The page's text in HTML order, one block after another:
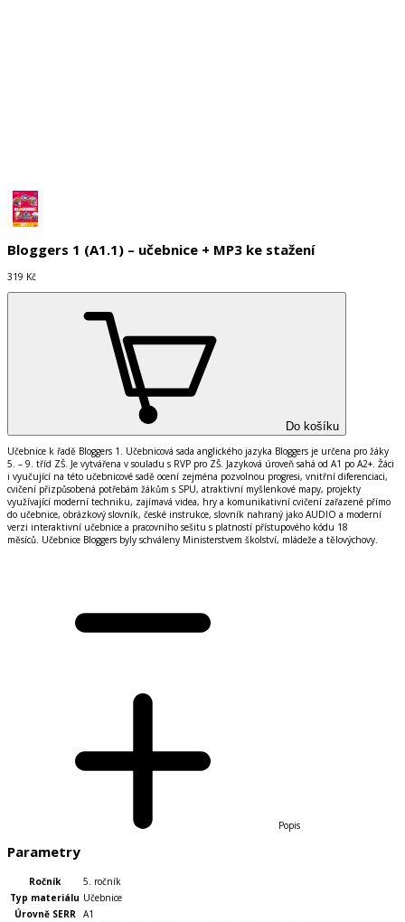
Bloggers 1 (A1.1) – učebnice + MP3 ke stažení
319 Kč
Do košíku
Učebnice k řadě Bloggers 1. Učebnicová sada anglického jazyka Bloggers je určena pro žáky
5. – 9. tříd ZŠ. Je vytvářena v souladu s RVP pro ZŠ. Jazyková úroveň sahá od A1 po A2+. Žáci
i vyučující na této učebnicové sadě ocení zejména pozvolnou progresi, vnitřní diferenciaci,
cvičení přizpůsobená potřebám žákům s SPU, atraktivní myšlenkové mapy, projekty
využívající moderní techniku, zajímavá videa, hry a komunikativní cvičení zařazené přímo
do učebnice, obrázkový slovník, české instrukce, slovník nahraný jako AUDIO a moderní
verzi interaktivní učebnice a pracovního sešitu s platností přístupového kódu 18
měsíců. Učebnice Bloggers byly schváleny Ministerstvem školství, mládeže a tělovýchovy.
Popis
Parametry
Ročník
5. ročník
Typ materiálu Učebnice
Úrovně SERR
A1